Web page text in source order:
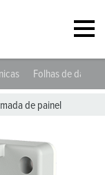
Folhas de dados
de painel